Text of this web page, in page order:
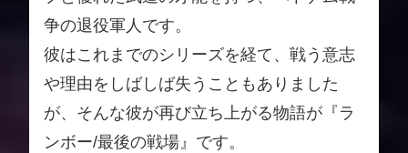
争の退役軍人です。
彼はこれまでのシリーズを経て、戦う意志
や理由をしばしば失うこともありました
が、そんな彼が再び立ち上がる物語が『ラ
ンボー/最後の戦場』です。